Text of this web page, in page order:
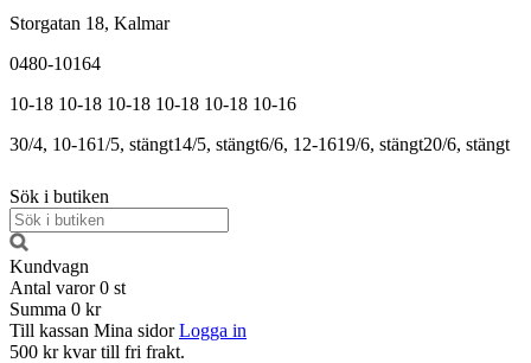
Storgatan 18, Kalmar
0480-10164
10-18 10-18 10-18 10-18 10-18 10-16
30/4, 10-161/5, stängt14/5, stängt6/6, 12-1619/6, stängt20/6, stängt
Sök i butiken
Kundvagn
Antal varor 0 st
Summa 0 kr
Till kassan Mina sidor Logga in
500 kr kvar till fri frakt.